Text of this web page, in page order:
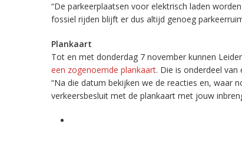
“De parkeerplaatsen voor elektrisch laden
fossiel rijden blijft er dus altijd genoeg
Plankaart
Tot en met donderdag 7 november kunnen
een zogenoemde plankaart. Die is onderdeel
“Na die datum bekijken we de reacties en, waar
verkeersbesluit met de plankaart met jouw